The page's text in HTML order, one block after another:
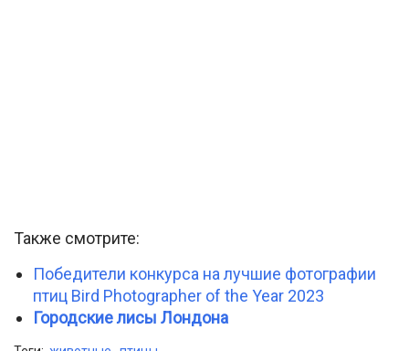
Также смотрите:
Победители конкурса на лучшие фотографии
птиц Bird Photographer of the Year 2023
Городские лисы Лондона